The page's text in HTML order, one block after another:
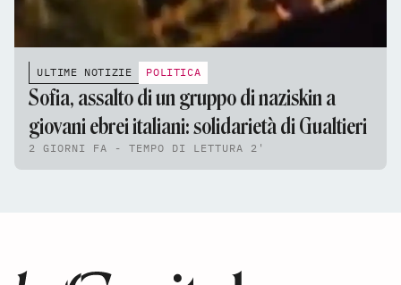
ULTIME NOTIZIE POLITICA
Sofia, assalto di un gruppo di naziskin a
giovani ebrei italiani: solidarietà di Gualtieri
2 GIORNI FA - TEMPO DI LETTURA 2'